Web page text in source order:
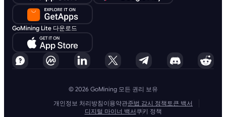
GoMining Lite 다운로드
© 2026 GoMining 모든 권리 보유
개인정보 처리방침 이용약관준법 감시 정책토큰 백서
디지털 마이너 백서 쿠키 정책